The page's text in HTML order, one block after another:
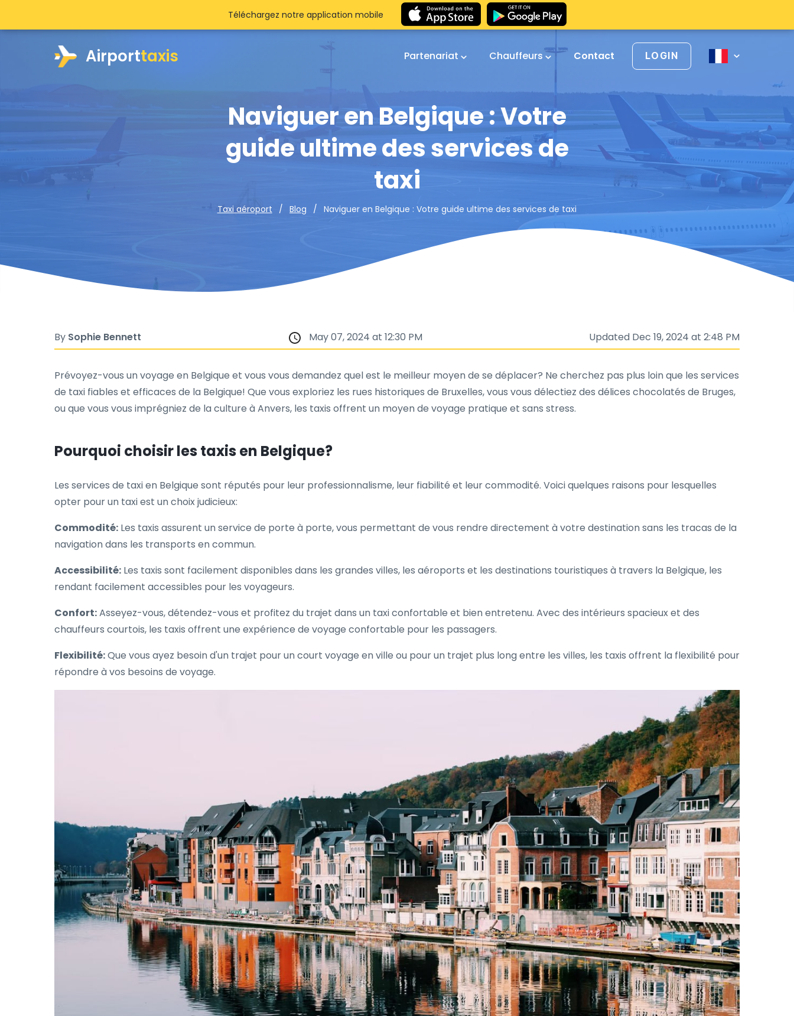
Airporttaxis Partenariat Chauffeurs Contact LOGIN
Naviguer en Belgique : Votre
guide ultime des services de
taxi
Taxi aéroport Blog Naviguer en Belgique : Votre guide ultime des services de taxi
Téléchargez notre application mobile
By Sophie Bennett May 07, 2024 at 12:30 PM Updated Dec 19, 2024 at 2:48 PM
Prévoyez-vous un voyage en Belgique et vous vous demandez quel est le meilleur moyen de se déplacer? Ne cherchez pas plus loin que les services
de taxi fiables et efficaces de la Belgique! Que vous exploriez les rues historiques de Bruxelles, vous vous délectiez des délices chocolatés de Bruges,
ou que vous vous imprégniez de la culture à Anvers, les taxis offrent un moyen de voyage pratique et sans stress.
Pourquoi choisir les taxis en Belgique?
Les services de taxi en Belgique sont réputés pour leur professionnalisme, leur fiabilité et leur commodité. Voici quelques raisons pour lesquelles
opter pour un taxi est un choix judicieux:
Commodité: Les taxis assurent un service de porte à porte, vous permettant de vous rendre directement à votre destination sans les tracas de la
navigation dans les transports en commun.
Accessibilité: Les taxis sont facilement disponibles dans les grandes villes, les aéroports et les destinations touristiques à travers la Belgique, les
rendant facilement accessibles pour les voyageurs.
Confort:Asseyez-vous, détendez-vous et profitez du trajet dans un taxi confortable et bien entretenu. Avec des intérieurs spacieux et des
chauffeurs courtois, les taxis offrent une expérience de voyage confortable pour les passagers.
Flexibilité:Que vous ayez besoin d'un trajet pour un court voyage en ville ou pour un trajet plus long entre les villes, les taxis offrent la flexibilité pour
répondre à vos besoins de voyage.